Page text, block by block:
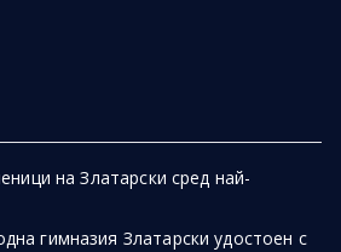
на Златарски сред най-
гимназия Златарски удостоен с